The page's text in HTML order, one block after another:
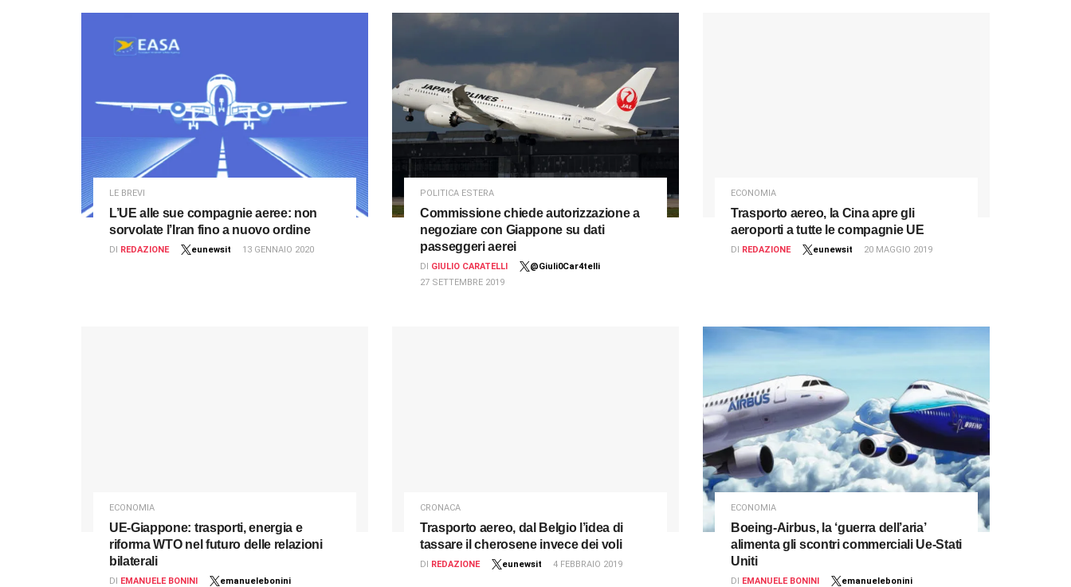
LE BREVI
L’UE alle sue compagnie aeree: non
sorvolate l’Iran fino a nuovo ordine
DI REDAZIONE eunewsit 13 GENNAIO 2020
POLITICA ESTERA
Commissione chiede autorizzazione a
negoziare con Giappone su dati
passeggeri aerei
DI GIULIO CARATELLI
@Giuli0Car4telli
27 SETTEMBRE 2019
ECONOMIA
Trasporto aereo, la Cina apre gli
aeroporti a tutte le compagnie UE
DI REDAZIONE eunewsit 20 MAGGIO 2019
ECONOMIA
UE-Giappone: trasporti, energia e
riforma WTO nel futuro delle relazioni
bilaterali
DI EMANUELE BONINI
emanuelebonini
CRONACA
Trasporto aereo, dal Belgio l’idea di
tassare il cherosene invece dei voli
DI REDAZIONE eunewsit 4 FEBBRAIO 2019
ECONOMIA
Boeing-Airbus, la ‘guerra dell’aria’
alimenta gli scontri commerciali Ue-Stati
Uniti
DI EMANUELE BONINI
emanuelebonini